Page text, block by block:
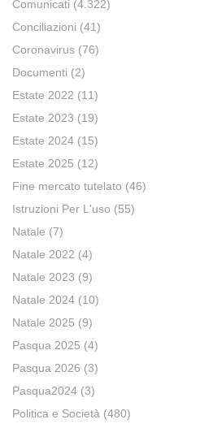
Comunicati (4.322)
Conciliazioni (41)
Coronavirus (76)
Documenti (2)
Estate 2022 (11)
Estate 2023 (19)
Estate 2024 (15)
Estate 2025 (12)
Fine mercato tutelato (46)
Istruzioni Per L'uso (55)
Natale (7)
Natale 2022 (4)
Natale 2023 (9)
Natale 2024 (10)
Natale 2025 (9)
Pasqua 2025 (4)
Pasqua 2026 (3)
Pasqua2024 (3)
Politica e Società (480)